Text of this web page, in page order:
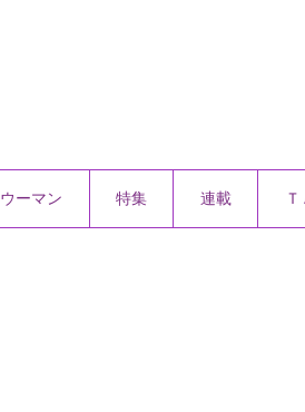
ウーマン 特集 連載